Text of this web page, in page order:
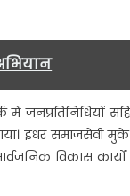
में जनप्रतिनिधियों
इधर समाजसेवी
विकास